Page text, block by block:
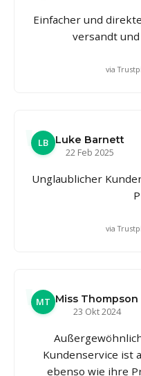
Einfacher und
versandt
via
LB
Luke Barnett
22 Feb 2025
Unglaublicher
via
MT Miss Thompson
23 Okt 2024
Kundenservice ist
ebenso wie ihre